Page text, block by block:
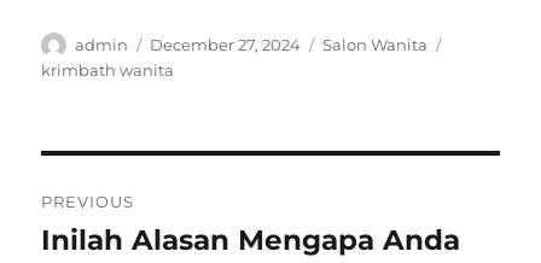
Author
admin
Posted
on
December 27, 2024 Categories
Salon Wanita
krimbath wanita
navigation
PREVIOUS
Previous
Inilah Alasan Mengapa Anda